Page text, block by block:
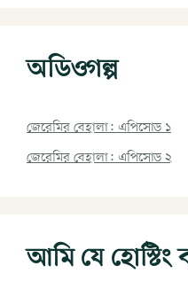
অডিওগল্প
জেরেমির বেহালা: এপিসোড ১
জেরেমির বেহালা: এপিসোড ২
আমি যে হোস্টিং